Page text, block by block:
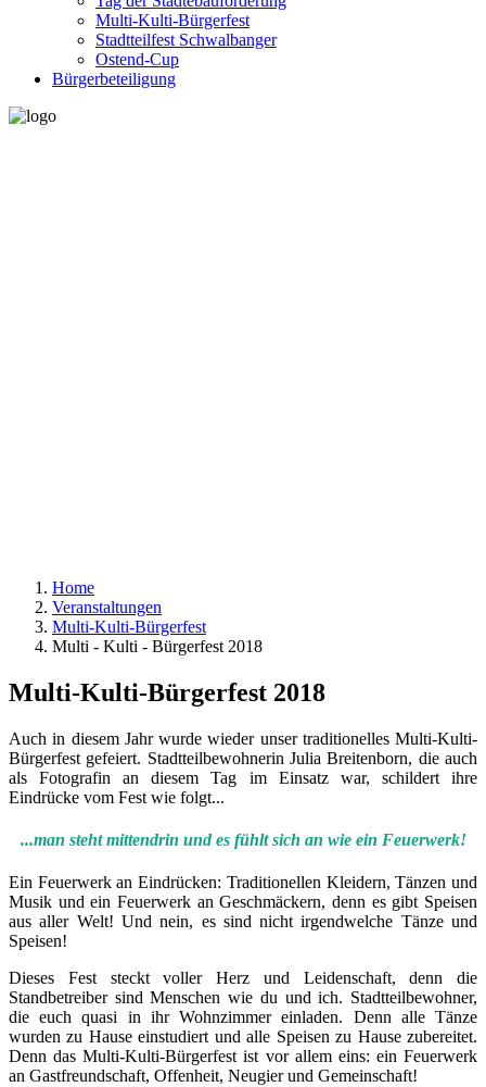
Multi-Kulti-Bürgerfest
Stadtteilfest Schwalbanger
Ostend-Cup
Bürgerbeteiligung
Home
Veranstaltungen
Multi-Kulti-Bürgerfest
Multi - Kulti - Bürgerfest 2018
Multi-Kulti-Bürgerfest 2018
Auch in diesem Jahr wurde wieder unser traditionelles Multi-Kulti-
Bürgerfest gefeiert. Stadtteilbewohnerin Julia Breitenborn, die auch
als Fotografin an diesem Tag im Einsatz war, schildert ihre
Eindrücke vom Fest wie folgt...
...man steht mittendrin und es fühlt sich an wie ein Feuerwerk!
Ein Feuerwerk an Eindrücken: Traditionellen Kleidern, Tänzen und
Musik und ein Feuerwerk an Geschmäckern, denn es gibt Speisen
aus aller Welt! Und nein, es sind nicht irgendwelche Tänze und
Speisen!
Dieses Fest steckt voller Herz und Leidenschaft, denn die
Standbetreiber sind Menschen wie du und ich. Stadtteilbewohner,
die euch quasi in ihr Wohnzimmer einladen. Denn alle Tänze
wurden zu Hause einstudiert und alle Speisen zu Hause zubereitet.
Denn das Multi-Kulti-Bürgerfest ist vor allem eins: ein Feuerwerk
an Gastfreundschaft, Offenheit, Neugier und Gemeinschaft!